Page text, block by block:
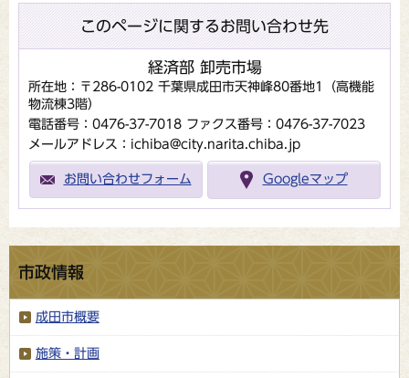
このページに関するお問い合わせ先
経済部 卸売市場
所在地：〒286-0102 千葉県成田市天神峰80番地1（高機能
物流棟3階）
電話番号：0476-37-7018 ファクス番号：0476-37-7023
メールアドレス：ichiba@city.narita.chiba.jp
お問い合わせフォーム Googleマップ
市政情報
成田市概要
施策・計画